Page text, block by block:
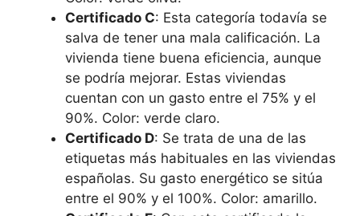
Certificado C: Esta categoría todavía se
salva de tener una mala calificación. La
vivienda tiene buena eficiencia, aunque
se podría mejorar. Estas viviendas
cuentan con un gasto entre el 75% y el
90%. Color: verde claro.
Certificado D: Se trata de una de las
etiquetas más habituales en las viviendas
españolas. Su gasto energético se sitúa
entre el 90% y el 100%. Color: amarillo.